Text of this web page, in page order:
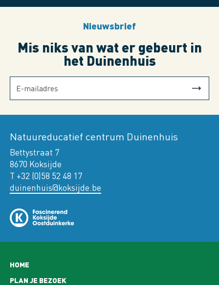
Nieuwsbrief
Mis niks van wat er gebeurt in
het Duinenhuis
Natuureducatief centrum Duinenhuis
Bettystraat 7
8670 Koksijde
T +32 (0)58 52 48 17
duinenhuis@koksijde.be
Hoofdnavigatie
HOME
PLAN JE BEZOEK